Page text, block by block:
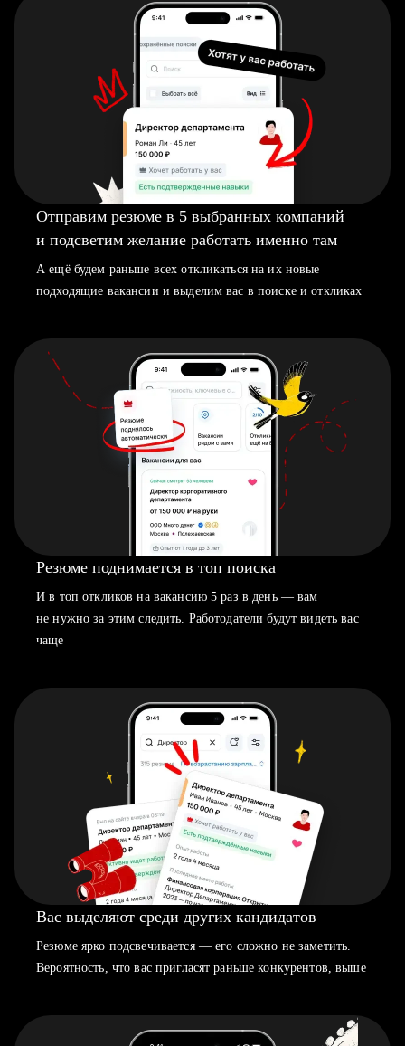
Отправим резюме в 5 выбранных компаний
и подсветим желание работать именно там
А ещё будем раньше всех откликаться на их новые
подходящие вакансии и выделим вас в поиске и откликах
Резюме поднимается в топ поиска
И в топ откликов на вакансию 5 раз в день — вам
не нужно за этим следить. Работодатели будут видеть вас
чаще
Вас выделяют среди других кандидатов
Резюме ярко подсвечивается — его сложно не заметить.
Вероятность, что вас пригласят раньше конкурентов, выше